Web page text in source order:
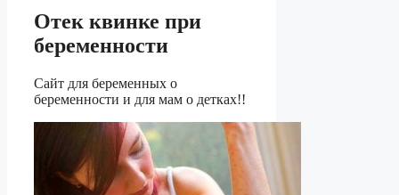
Отек квинке при
беременности
Сайт для беременных о
беременности и для мам о детках!!